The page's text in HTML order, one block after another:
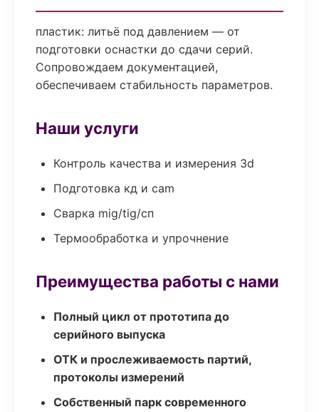
пластик: литьё под давлением — от
подготовки оснастки до сдачи серий.
Сопровождаем документацией,
обеспечиваем стабильность параметров.
Наши услуги
Контроль качества и измерения 3d
Подготовка кд и cam
Сварка mig/tig/сп
Термообработка и упрочнение
Преимущества работы с нами
Полный цикл от прототипа до
серийного выпуска
ОТК и прослеживаемость партий,
протоколы измерений
Собственный парк современного